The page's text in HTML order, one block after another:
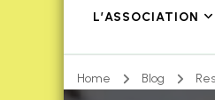
L’ASSOCIATION
Home Blog